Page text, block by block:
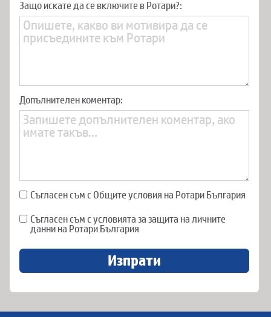
Защо искате да се включите в Ротари?:
Допълнителен коментар:
Съгласен съм с Общите условия на Ротари България
Съгласен съм с условията за защита на личните
данни на Ротари България
Изпрати